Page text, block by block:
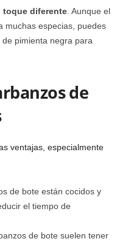
toque diferente . Aunque el
muchas especias, puedes
pimienta negra para
de
ventajas, especialmente
de bote están cocidos y
el tiempo de
de bote suelen tener